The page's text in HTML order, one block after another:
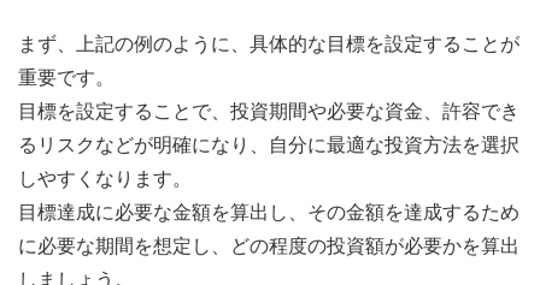
まず、上記の例のように、具体的な目標を設定することが
重要です。
目標を設定することで、投資期間や必要な資金、許容でき
るリスクなどが明確になり、自分に最適な投資方法を選択
しやすくなります。
目標達成に必要な金額を算出し、その金額を達成するため
に必要な期間を想定し、どの程度の投資額が必要かを算出
しましょう。